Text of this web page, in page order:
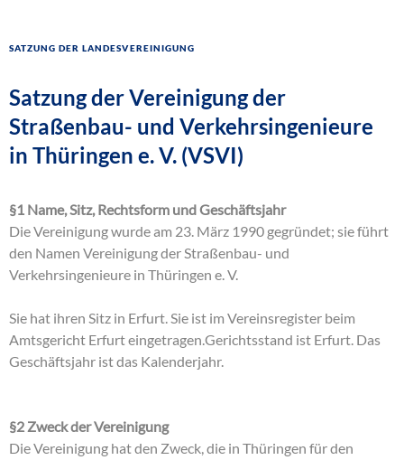
Satzung der Landesvereinigung
Satzung der Vereinigung der
Straßenbau- und Verkehrsingenieure
in Thüringen e. V. (VSVI)
§1 Name, Sitz, Rechtsform und Geschäftsjahr
Die Vereinigung wurde am 23. März 1990 gegründet; sie führt
den Namen Vereinigung der Straßenbau- und
Verkehrsingenieure in Thüringen e. V.
Sie hat ihren Sitz in Erfurt. Sie ist im Vereinsregister beim
Amtsgericht Erfurt eingetragen.Gerichtsstand ist Erfurt. Das
Geschäftsjahr ist das Kalenderjahr.
§2 Zweck der Vereinigung
Die Vereinigung hat den Zweck, die in Thüringen für den